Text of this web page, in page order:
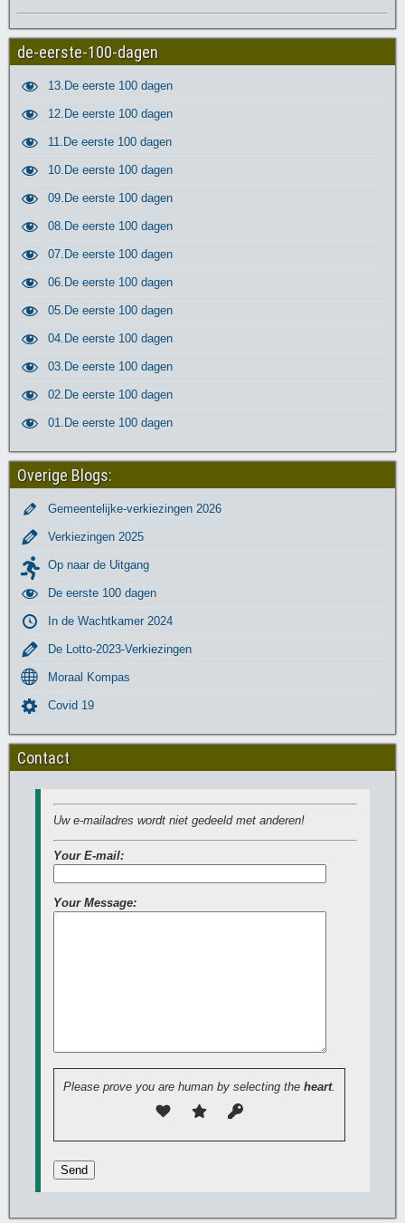
de-eerste-100-dagen
13.De eerste 100 dagen
12.De eerste 100 dagen
11.De eerste 100 dagen
10.De eerste 100 dagen
09.De eerste 100 dagen
08.De eerste 100 dagen
07.De eerste 100 dagen
06.De eerste 100 dagen
05.De eerste 100 dagen
04.De eerste 100 dagen
03.De eerste 100 dagen
02.De eerste 100 dagen
01.De eerste 100 dagen
Overige Blogs:
Gemeentelijke-verkiezingen 2026
Verkiezingen 2025
Op naar de Uitgang
De eerste 100 dagen
In de Wachtkamer 2024
De Lotto-2023-Verkiezingen
Moraal Kompas
Covid 19
Contact
Uw e-mailadres wordt niet gedeeld met anderen!
Your E-mail:
Your Message:
Please prove you are human by selecting the heart.